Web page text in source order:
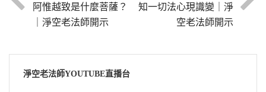
阿惟越致是什麼菩薩？
｜淨空老法師開示
知一切法心現識變｜淨
空老法師開示
淨空老法師YOUTUBE直播台